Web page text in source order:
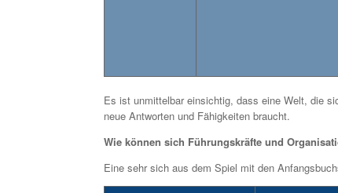
Es ist unmittelbar einsichtig, dass eine Welt, die
neue Antworten und Fähigkeiten braucht.
Wie können sich Führungskräfte und
Eine sehr sich aus dem Spiel mit den